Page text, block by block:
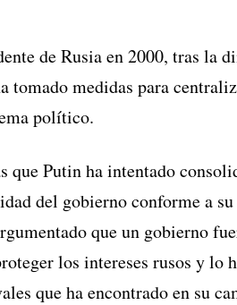
de Rusia en 2000, tras la
tomado medidas para
político.
que Putin ha intentado
del gobierno conforme a
que un gobierno
los intereses rusos y lo
que ha encontrado en su